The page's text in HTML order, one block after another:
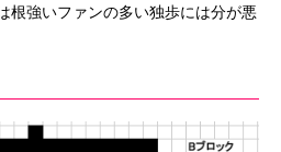
根強いファンの多い独歩には分が悪